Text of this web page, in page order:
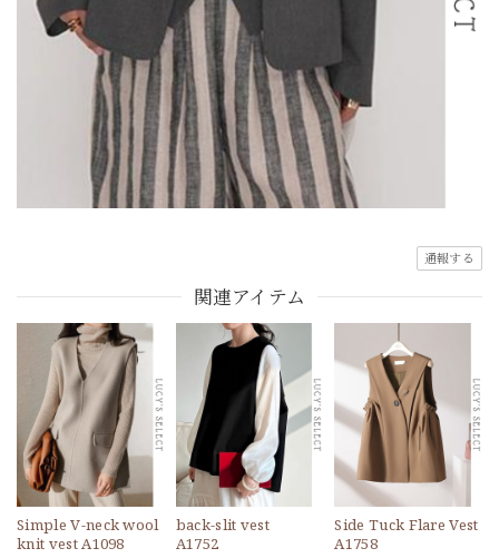
通報する
関連アイテム
Simple V-neck wool
knit vest A1098
back-slit vest
A1752
Side Tuck Flare Vest
A1758